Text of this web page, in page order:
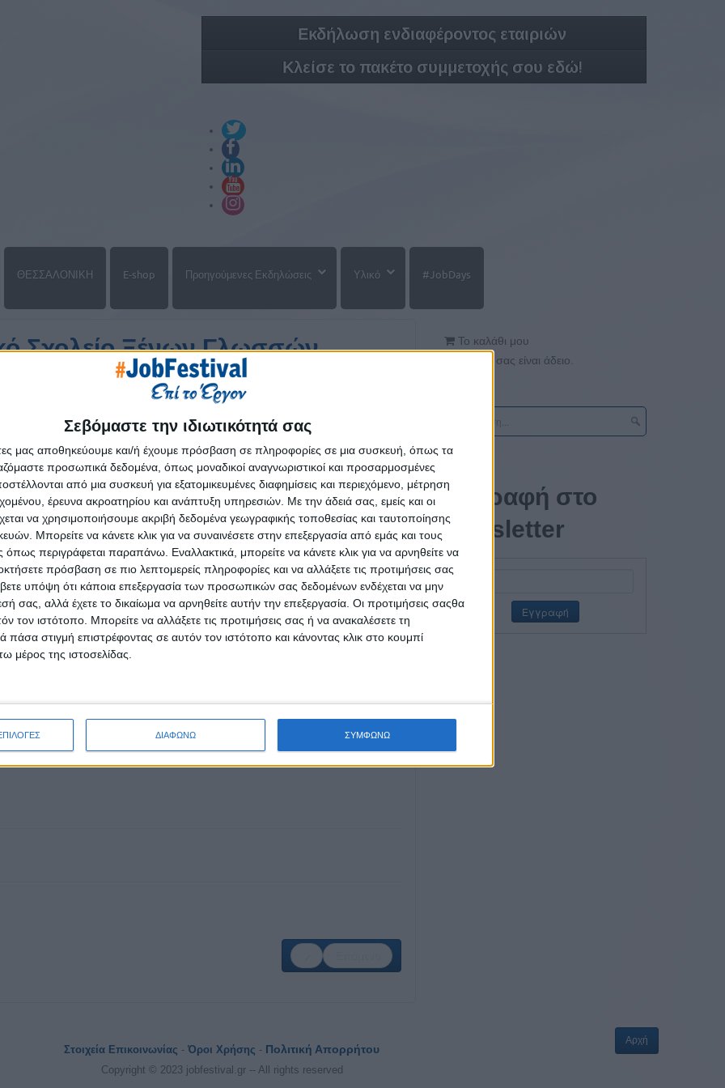
Σεβόμαστε την ιδιωτικότητά σας
μας αποθηκεύουμε και/ή έχουμε πρόσβαση σε πληροφορίες σε μια συσκευή, όπως τα
προσωπικά δεδομένα, όπως μοναδικοί αναγνωριστικοί και προσαρμοσμένες
από μια συσκευή για εξατομικευμένες διαφημίσεις και περιεχόμενο, μέτρηση
έρευνα ακροατηρίου και ανάπτυξη υπηρεσιών. Με την άδειά σας, εμείς και οι
να χρησιμοποιήσουμε ακριβή δεδομένα γεωγραφικής τοποθεσίας και ταυτοποίησης
Μπορείτε να κάνετε κλικ για να συναινέσετε στην επεξεργασία από εμάς και τους
περιγράφεται παραπάνω. Εναλλακτικά, μπορείτε να κάνετε κλικ για να αρνηθείτε να
πρόσβαση σε πιο λεπτομερείς πληροφορίες και να αλλάξετε τις προτιμήσεις σας
υπόψη ότι κάποια επεξεργασία των προσωπικών σας δεδομένων ενδέχεται να μην
σας, αλλά έχετε το δικαίωμα να αρνηθείτε αυτήν την επεξεργασία. Οι προτιμήσεις σαςθα
τον ιστότοπο. Μπορείτε να αλλάξετε τις προτιμήσεις σας ή να ανακαλέσετε τη
στιγμή επιστρέφοντας σε αυτόν τον ιστότοπο και κάνοντας κλικ στο κουμπί
μέρος της ιστοσελίδας.
ΔΙΑΦΩΝΩ ΣΥΜΦΩΝΩ
Εκδήλωση ενδιαφέροντος εταιριών
Κλείσε το πακέτο συμμετοχής σου εδώ!
ΘΕΣΣΑΛΟΝΙΚΗ E-shop Προηγούμενες Εκδηλώσεις Υλικό #JobDays
Σχολείο Ξένων Γλωσσών
να διαταράξει και να εκσυγχρονίσει τους συμβατικούς τρόπους
να επιτρέψουμε στους μαθητές να μάθουν μια γλώσσα μέσω
εικονικών τάξεων και προσαρμοσμένης μελέτης στο σπίτι για να
γλώσσα μέσω των ευρύτερων επιπέδων Α1 έως C2 αντίστοιχα.
καινοτόμων μεθόδων διδασκαλίας σε ξένες γλώσσες που
χρησιμοποιώντας διαδικτυακές διαδραστικές τεχνολογίες με
καθηγητών μας.
Γαλλικά, Γερμανικά, Ισπανικά, Ιταλικά, Ελληνικά, Σουηδικά
Το καλάθι μου
Το καλάθι σας είναι άδειο.
Εγγραφή στο
newsletter
Στοιχεία Επικοινωνίας - Όροι Χρήσης - Πολιτική Απορρήτου
Copyright © 2023 jobfestival.gr -- All rights reserved
Αρχή